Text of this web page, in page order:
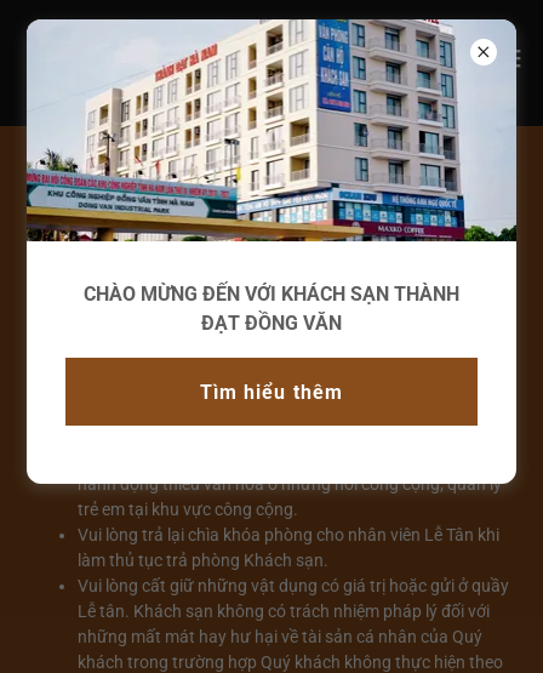
Điều khoản & Điều kiện
Không được phép mang thú nuôi vào khách sạn.
Hút thuốc chỉ được cho phép tại các khu vực cho phép hút
hành động thiếu văn hóa ở những nơi công cộng; quản lý
trẻ em tại khu vực công cộng.
Vui lòng trả lại chìa khóa phòng cho nhân viên Lễ Tân khi
làm thủ tục trả phòng Khách sạn.
Vui lòng cất giữ những vật dụng có giá trị hoặc gửi ở quầy
Lễ tân. Khách sạn không có trách nhiệm pháp lý đối với
những mất mát hay hư hại về tài sản cá nhân của Quý
khách trong trường hợp Quý khách không thực hiện theo
CHÀO MỪNG ĐẾN VỚI KHÁCH SẠN THÀNH
ĐẠT ĐỒNG VĂN
Tìm hiểu thêm